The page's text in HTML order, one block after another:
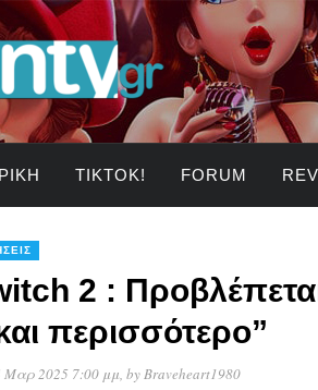
TIKTOK! FORUM
2 :
περισσότερο”
Μαρ 2025 7:00 μμ, byBraveheart1980